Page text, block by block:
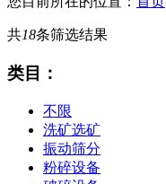
共18条筛选结果
类目：
不限
洗矿选矿
振动筛分
粉碎设备